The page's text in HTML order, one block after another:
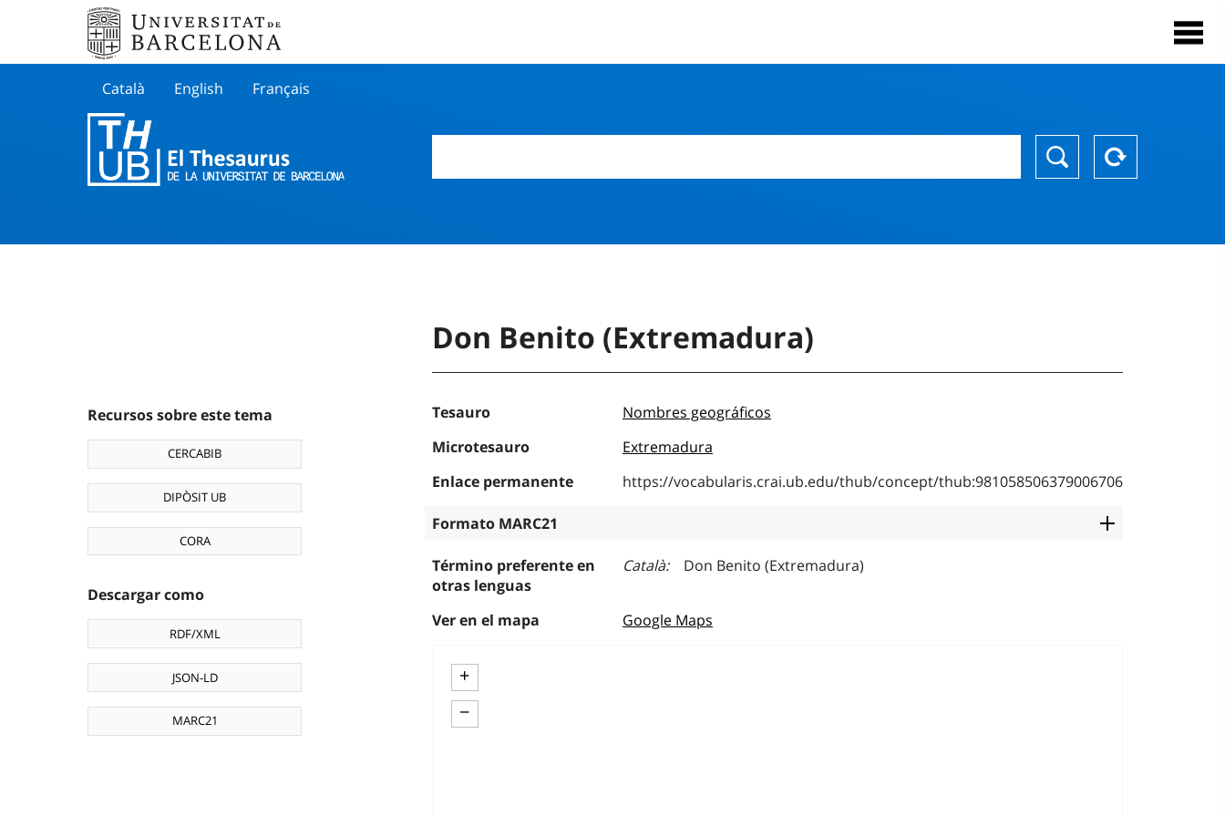
Català English Français
Recursos sobre este tema
CERCABIB
DIPÒSIT UB
CORA
Descargar como
RDF/XML
JSON-LD
MARC21
Don Benito (Extremadura)
Tesauro
Nombres geográficos
Microtesauro
Extremadura
Enlace permanente
https://vocabularis.crai.ub.edu/thub/concept/thub:981058506379006706
Formato MARC21
Término preferente en
otras lenguas
Català Don Benito (Extremadura)
Ver en el mapa Google Maps
+
−